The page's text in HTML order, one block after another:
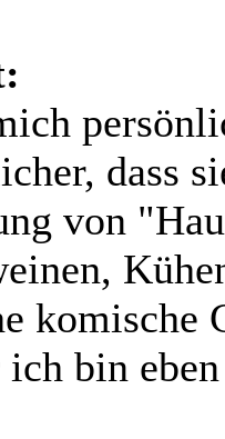
dass
von
komische
ich bin